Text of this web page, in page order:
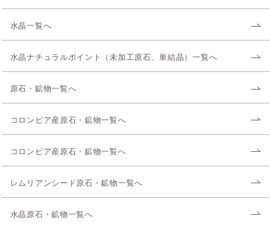
水晶一覧へ
水晶ナチュラルポイント（未加工原石、単結晶）一覧へ
原石・鉱物一覧へ
コロンビア産原石・鉱物一覧へ
コロンビア産原石・鉱物一覧へ
レムリアンシード原石・鉱物一覧へ
水晶原石・鉱物一覧へ